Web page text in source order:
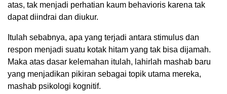
atas, tak menjadi perhatian kaum behavioris karena tak
dapat diindrai dan diukur.
Itulah sebabnya, apa yang terjadi antara stimulus dan
respon menjadi suatu kotak hitam yang tak bisa dijamah.
Maka atas dasar kelemahan itulah, lahirlah mashab baru
yang menjadikan pikiran sebagai topik utama mereka,
mashab psikologi kognitif.